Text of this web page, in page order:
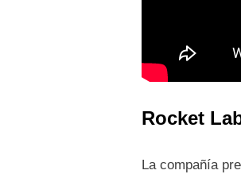
Rocket
La compañía